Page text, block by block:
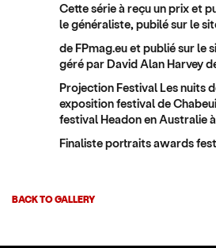
Cette série à reçu un prix et
le généraliste, pubilé sur le
de FPmag.eu et publié sur le
géré par David Alan Harvey
Projection Festival Les nuits
exposition festival de
festival Headon en Australie
Finaliste portraits awards
BACK TO GALLERY